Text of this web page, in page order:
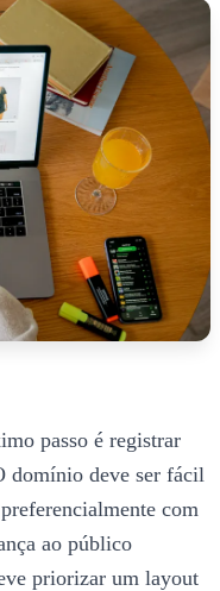
passo é registrar
domínio deve ser fácil
com
ao público
priorizar um layout